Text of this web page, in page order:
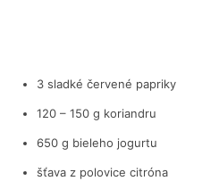
3 sladké červené papriky
120 – 150 g koriandru
650 g bieleho jogurtu
šťava z polovice citróna